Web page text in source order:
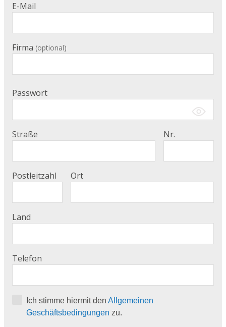
E-Mail
Firma (optional)
Passwort
Straße Nr.
Postleitzahl Ort
Land
Telefon
Ich stimme hiermit den Allgemeinen
Geschäftsbedingungen zu.